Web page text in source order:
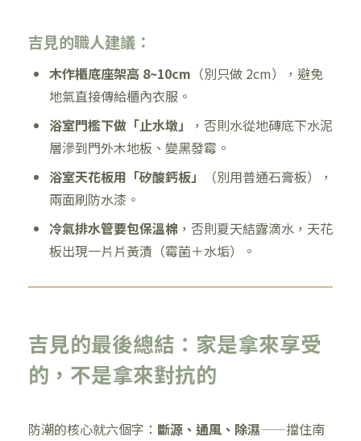
吉見的職人建議：
木作櫃底座架高 8~10cm （別只做 2cm），避免
地氣直接傳給櫃內衣服。
浴室門檻下做「止水墩」
，否則水從地磚底下水泥
層滲到門外木地板、變黑發霉。
浴室天花板用「矽酸鈣板」
（別用普通石膏板），
兩面刷防水漆。
冷氣排水管要包保溫棉 ，否則夏天結露滴水，天花
板出現一片片黃漬（霉菌＋水垢）。
吉見的最後總結：家是拿來享受
的，不是拿來對抗的
防潮的核心就六個字： 斷源、通風、除濕——擋住南